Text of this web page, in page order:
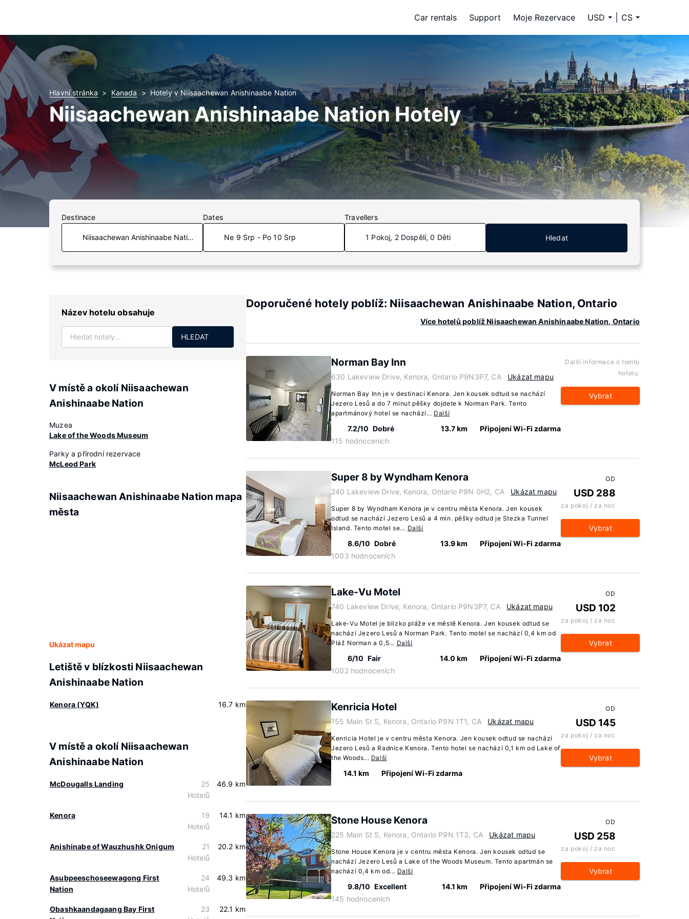
Car rentals Support Moje Rezervace USD CS
Hlavní stránka Kanada Hotely v Niisaachewan Anishinaabe Nation
Niisaachewan Anishinaabe Nation Hotely
Destinace Dates
Ne 9 Srp - Po 10 Srp
Travellers
1 Pokoj, 2 Dospělí, 0 Děti Hledat
Název hotelu obsahuje
HLEDAT
V místě a okolí Niisaachewan
Anishinaabe Nation
Muzea
Lake of the Woods Museum
Parky a přírodní rezervace
McLeod Park
Niisaachewan Anishinaabe Nation mapa
města
Ukázat mapu
Letiště v blízkosti Niisaachewan
Anishinaabe Nation
Kenora (YQK) 16.7 km
V místě a okolí Niisaachewan
Anishinaabe Nation
McDougalls Landing
25
Hotelů
46.9 km
Kenora
19
Hotelů
14.1 km
Anishinabe of Wauzhushk Onigum
21
Hotelů
20.2 km
Asubpeeschoseewagong First
Nation
24
Hotelů
49.3 km
Obashkaandagaang Bay First
23
22.1 km
Doporučené hotely poblíž: Niisaachewan Anishinaabe Nation, Ontario
Více hotelů poblíž Niisaachewan Anishinaabe Nation, Ontario
Norman Bay Inn
630 Lakeview Drive, Kenora, Ontario P9N3P7, CA Ukázat mapu
Norman Bay Inn je v destinaci Kenora. Jen kousek odtud se nachází
Jezero Lesů a do 7 minut pěšky dojdete k Norman Park. Tento
apartmánový hotel se nachází... Další
7.2/10 Dobré
115 hodnoceních
13.7 km Připojení Wi-Fi zdarma
Další informace o tomto
hotelu:
Vybrat
Super 8 by Wyndham Kenora
240 Lakeview Drive, Kenora, Ontario P9N 0H2, CA Ukázat mapu
Super 8 by Wyndham Kenora je v centru města Kenora. Jen kousek
odtud se nachází Jezero Lesů a 4 min. pěšky odtud je Stezka Tunnel
Island. Tento motel se... Další
8.6/10 Dobré
1003 hodnoceních
13.9 km Připojení Wi-Fi zdarma
OD
USD 288
za pokoj / za noc
Vybrat
Lake-Vu Motel
740 Lakeview Drive, Kenora, Ontario P9N3P7, CA Ukázat mapu
Lake-Vu Motel je blízko pláže ve městě Kenora. Jen kousek odtud se
nachází Jezero Lesů a Norman Park. Tento motel se nachází 0,4 km od
Pláž Norman a 0,5... Další
6/10 Fair
1002 hodnoceních
14.0 km Připojení Wi-Fi zdarma
OD
USD 102
za pokoj / za noc
Vybrat
Kenricia Hotel
155 Main St S, Kenora, Ontario P9N 1T1, CA Ukázat mapu
Kenricia Hotel je v centru města Kenora. Jen kousek odtud se nachází
Jezero Lesů a Radnice Kenora. Tento hotel se nachází 0,1 km od Lake of
the Woods... Další
14.1 km Připojení Wi-Fi zdarma
OD
USD 145
za pokoj / za noc
Vybrat
Stone House Kenora
225 Main St S, Kenora, Ontario P9N 1T3, CA Ukázat mapu
Stone House Kenora je v centru města Kenora. Jen kousek odtud se
nachází Jezero Lesů a Lake of the Woods Museum. Tento apartmán se
nachází 0,4 km od... Další
9.8/10 Excellent
145 hodnoceních
14.1 km Připojení Wi-Fi zdarma
OD
USD 258
za pokoj / za noc
Vybrat